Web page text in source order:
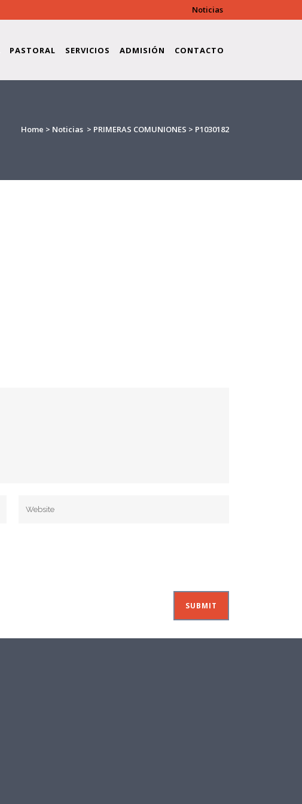
Noticias
PASTORAL SERVICIOS ADMISIÓN CONTACTO
Home > Noticias > PRIMERAS COMUNIONES > P1030182